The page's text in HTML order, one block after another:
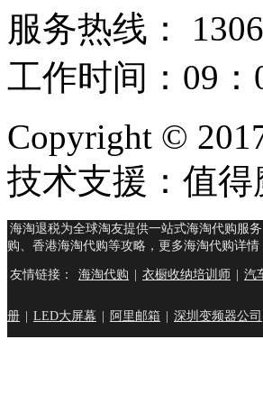
服务热线：
工作时间：09
Copyright ©
技术支援：值
海淘退税为全球淘友提供一站式海淘代购服
购、香港海淘代购等攻略，更多海淘代购详情
友情链接： 海淘代购 衣橱收纳培训师 汽
册 LED大屏幕 阿里邮箱 深圳变频器公司